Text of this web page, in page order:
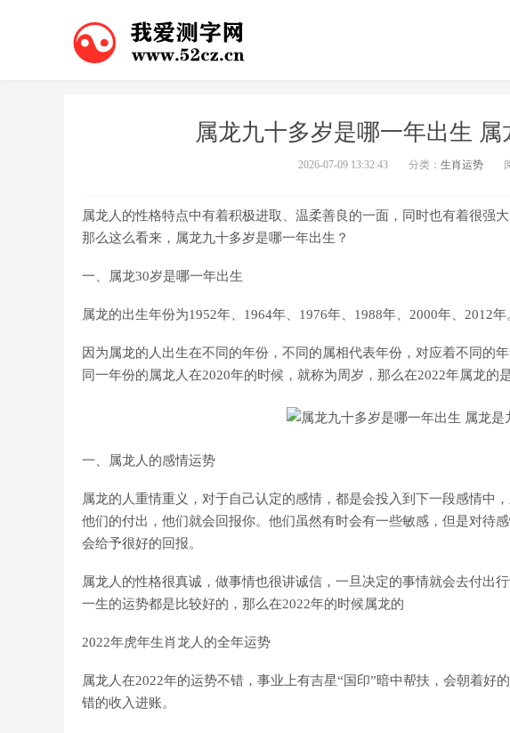
属龙九十多岁是哪一年出生 属
2026-07-09 13:32:43 分类： 生肖运势
属龙人的性格特点中有着积极进取、温柔善良的一面，同时也有着很强
那么这么看来，属龙九十多岁是哪一年出生？
一、属龙30岁是哪一年出生
属龙的出生年份为1952年、1964年、1976年、1988年、2000年、2012年
因为属龙的人出生在不同的年份，不同的属相代表年份，对应着不同的
同一年份的属龙人在2020年的时候，就称为周岁，那么在2022年属龙的
一、属龙人的感情运势
属龙的人重情重义，对于自己认定的感情，都是会投入到下一段感情中
他们的付出，他们就会回报你。他们虽然有时会有一些敏感，但是对待
会给予很好的回报。
属龙人的性格很真诚，做事情也很讲诚信，一旦决定的事情就会去付出
一生的运势都是比较好的，那么在2022年的时候属龙的
2022年虎年生肖龙人的全年运势
属龙人在2022年的运势不错，事业上有吉星“国印”暗中帮扶，会朝着好
错的收入进账。